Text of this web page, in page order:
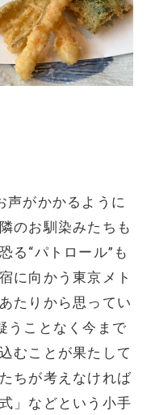
声がかかるように
のお馴染みたちも
る“パトロール”も
に向かう東京メト
たりから思ってい
うことなく今まで
むことが果たして
ちが考えなければ
」などという小手